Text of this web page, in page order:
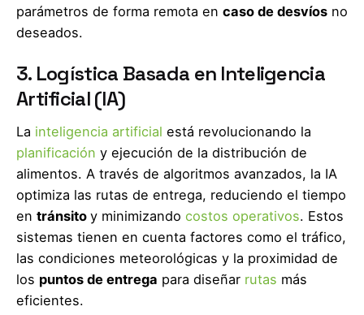
parámetros de forma remota en caso de desvíos no
deseados.
3. Logística Basada en Inteligencia
Artificial (IA)
La inteligencia artificial está revolucionando la
planificación y ejecución de la distribución de
alimentos. A través de algoritmos avanzados, la IA
optimiza las rutas de entrega, reduciendo el tiempo
en tránsito y minimizando costos operativos. Estos
sistemas tienen en cuenta factores como el tráfico,
las condiciones meteorológicas y la proximidad de
los puntos de entrega para diseñar rutas más
eficientes.